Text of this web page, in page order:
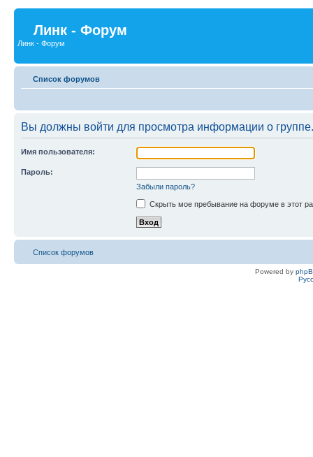
Линк - Форум
Линк - Форум
Список форумов
Вы должны войти для просмотра информации о группе.
Имя пользователя:
Пароль:
Забыли пароль?
Скрыть мое пребывание на форуме в этот
Список форумов
Powered by